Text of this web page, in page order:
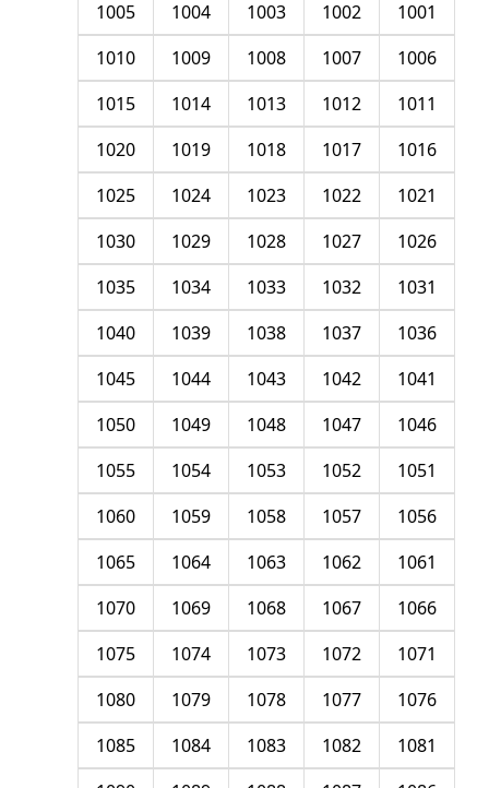
1001
1002
1003
1004
1005
1006
1007
1008
1009
1010
1011
1012
1013
1014
1015
1016
1017
1018
1019
1020
1021
1022
1023
1024
1025
1026
1027
1028
1029
1030
1031
1032
1033
1034
1035
1036
1037
1038
1039
1040
1041
1042
1043
1044
1045
1046
1047
1048
1049
1050
1051
1052
1053
1054
1055
1056
1057
1058
1059
1060
1061
1062
1063
1064
1065
1066
1067
1068
1069
1070
1071
1072
1073
1074
1075
1076
1077
1078
1079
1080
1081
1082
1083
1084
1085